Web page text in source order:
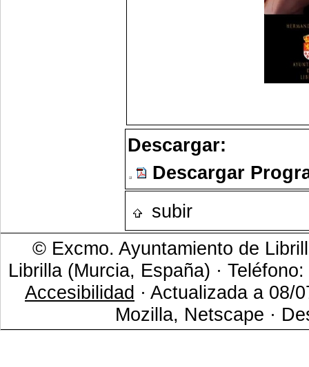
Descargar:
Descargar
subir
© Excmo. Ayuntamiento de
Librilla (Murcia, España) ·
Accesibilidad · Actualizada a 08/
Mozilla, Netscape ·